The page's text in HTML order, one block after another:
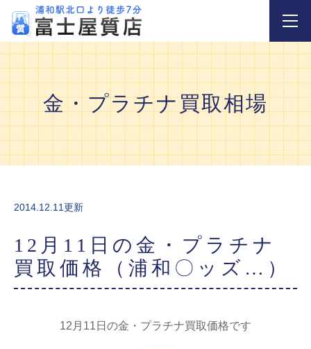
金・プラチナ買取相場
2014.12.11更新
12月11日の金・プラチナ
買取価格（浦和〇ッズ…）
12月11日の金・プラチナ買取価格です